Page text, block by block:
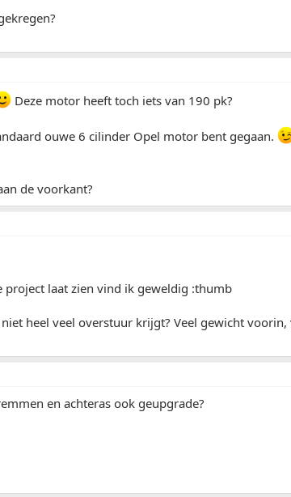
Deze motor heeft toch iets van 190 pk?
ouwe 6 cilinder Opel motor bent gegaan.
de voorkant?
project laat zien vind ik geweldig :thumb
heel veel overstuur krijgt? Veel gewicht
en achteras ook geupgrade?